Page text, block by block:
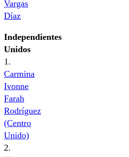
Vargas
Díaz
Independientes
Unidos
1.
Carmina
Ivonne
Farah
Rodríguez
(Centro
Unido)
2.